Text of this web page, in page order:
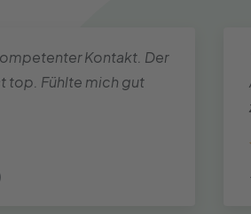
Kontakt. Der
top. Fühlte mich gut